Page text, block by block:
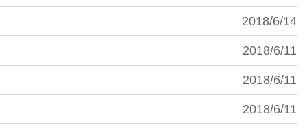
2018/6/14
2018/6/11
2018/6/11
2018/6/11